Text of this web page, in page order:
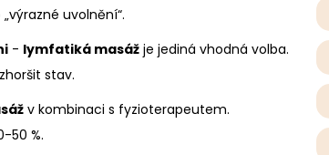
uvolnění“.
- lymfatiká masáž je jediná vhodná volba.
stav.
v kombinaci s fyzioterapeutem.
50 %.